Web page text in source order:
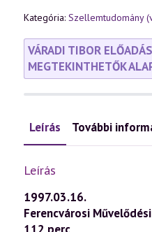
Kategória: Szellemtudomány
VÁRADI TIBOR
MEGTEKINTHETŐK
Leírás További
Leírás
1997.03.16.
Ferencvárosi